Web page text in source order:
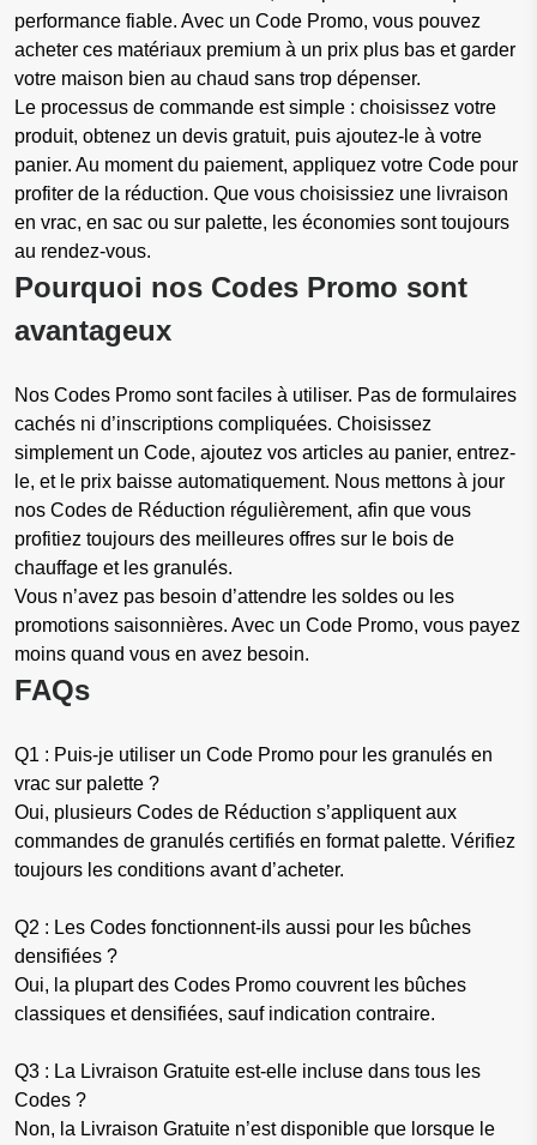
performance fiable. Avec un Code Promo, vous pouvez
acheter ces matériaux premium à un prix plus bas et garder
votre maison bien au chaud sans trop dépenser.
Le processus de commande est simple : choisissez votre
produit, obtenez un devis gratuit, puis ajoutez-le à votre
panier. Au moment du paiement, appliquez votre Code pour
profiter de la réduction. Que vous choisissiez une livraison
en vrac, en sac ou sur palette, les économies sont toujours
au rendez-vous.
Pourquoi nos Codes Promo sont
avantageux
Nos Codes Promo sont faciles à utiliser. Pas de formulaires
cachés ni d’inscriptions compliquées. Choisissez
simplement un Code, ajoutez vos articles au panier, entrez-
le, et le prix baisse automatiquement. Nous mettons à jour
nos Codes de Réduction régulièrement, afin que vous
profitiez toujours des meilleures offres sur le bois de
chauffage et les granulés.
Vous n’avez pas besoin d’attendre les soldes ou les
promotions saisonnières. Avec un Code Promo, vous payez
moins quand vous en avez besoin.
FAQs
Q1 : Puis-je utiliser un Code Promo pour les granulés en
vrac sur palette ?
Oui, plusieurs Codes de Réduction s’appliquent aux
commandes de granulés certifiés en format palette. Vérifiez
toujours les conditions avant d’acheter.
Q2 : Les Codes fonctionnent-ils aussi pour les bûches
densifiées ?
Oui, la plupart des Codes Promo couvrent les bûches
classiques et densifiées, sauf indication contraire.
Q3 : La Livraison Gratuite est-elle incluse dans tous les
Codes ?
Non, la Livraison Gratuite n’est disponible que lorsque le